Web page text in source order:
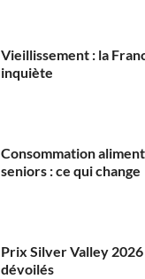
Vieillissement : la
inquiète
Consommation
seniors : ce qui change
Prix Silver Valley
dévoilés